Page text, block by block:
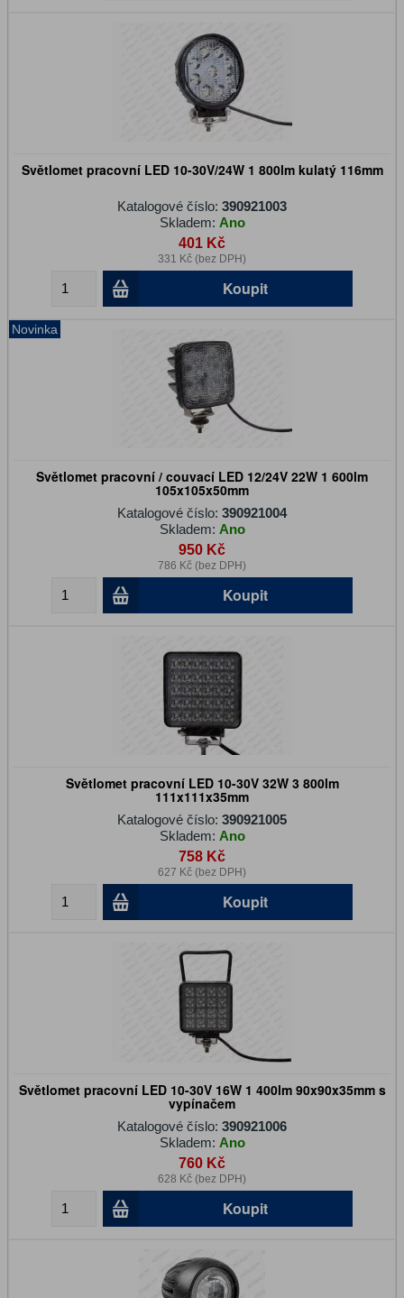
Světlomet pracovní LED 10-30V/24W 1 800lm kulatý 116mm
Katalogové číslo: 390921003
Skladem: Ano
401 Kč
331 Kč (bez DPH)
Koupit
Novinka
Světlomet pracovní / couvací LED 12/24V 22W 1 600lm
105x105x50mm
Katalogové číslo: 390921004
Skladem: Ano
950 Kč
786 Kč (bez DPH)
Koupit
Světlomet pracovní LED 10-30V 32W 3 800lm
111x111x35mm
Katalogové číslo: 390921005
Skladem: Ano
758 Kč
627 Kč (bez DPH)
Koupit
Světlomet pracovní LED 10-30V 16W 1 400lm 90x90x35mm s
vypínačem
Katalogové číslo: 390921006
Skladem: Ano
760 Kč
628 Kč (bez DPH)
Koupit